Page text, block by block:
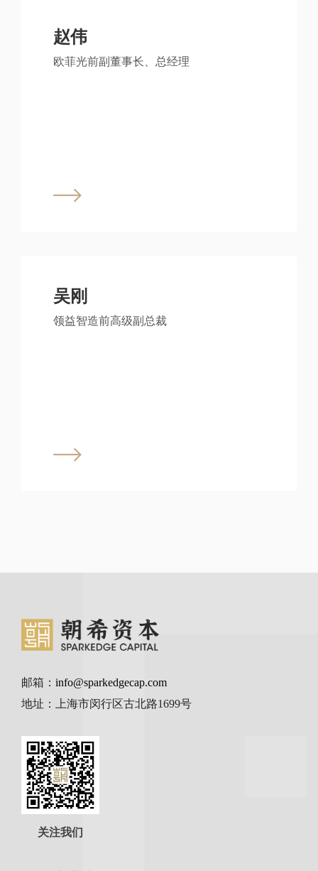
赵伟
欧菲光前副董事长、总经理
吴刚
领益智造前高级副总裁
邮箱： info@sparkedgecap.com
地址：上海市闵行区古北路1699号
关注我们